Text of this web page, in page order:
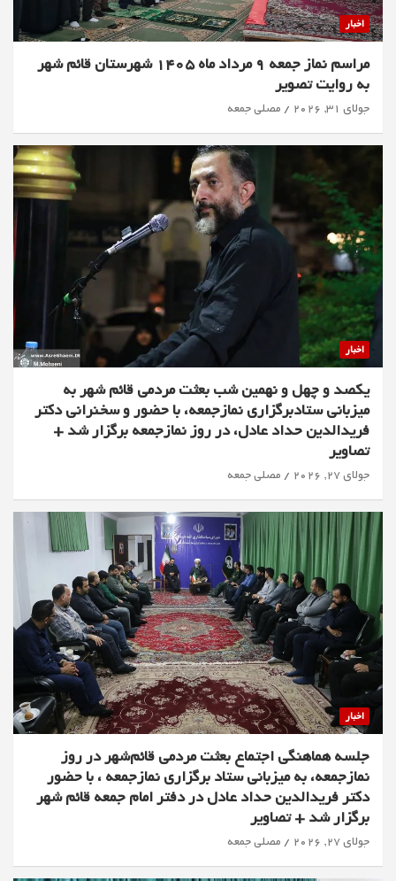
اخبار
مراسم نماز جمعه 9 مرداد ماه 1405 شهرستان قائم شهر
به روایت تصویر
جولای 31, 2026 مصلی جمعه
اخبار
یکصد و چهل و نهمین شب بعثت مردمی قائم شهر به
میزبانی ستادبرگزاری نمازجمعه، با حضور و سخنرانی دکتر
فریدالدین حداد عادل، در روز نمازجمعه برگزار شد +
تصاویر
جولای 27, 2026 مصلی جمعه
اخبار
جلسه هماهنگی اجتماع بعثت مردمی قائم‌شهر در روز
نمازجمعه، به میزبانی ستاد برگزاری نمازجمعه ، با حضور
دکتر فریدالدین حداد عادل در دفتر امام جمعه قائم شهر
برگزار شد + تصاویر
جولای 27, 2026 مصلی جمعه